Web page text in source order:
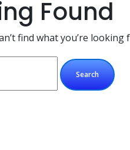
Found
find what you’re